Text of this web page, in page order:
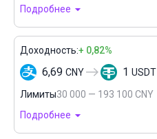
Подробнее
Доходность:+ 0,82%
6,69 CNY 1 USDT
Лимиты30 000 — 193 100 CNY
Подробнее